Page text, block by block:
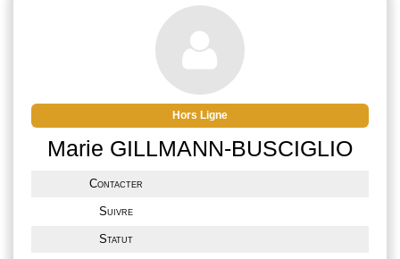
Corse du Sud, surplombant le fleuve et à
moins de 400 m de la plage, la Résidence
Capu Seninu propose 20 appartements du
studio au T3, entièrement rénovés en 2015.
Hors Ligne
Marie GILLMANN-BUSCIGLIO
Contacter
Suivre
Statut